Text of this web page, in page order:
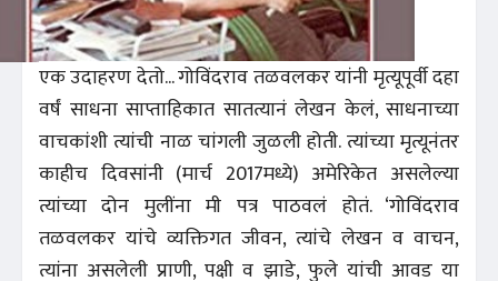
एक उदाहरण देतो... गोविंदराव तळवलकर यांनी मृत्यूपूर्वी दहा
वर्षं साधना साप्ताहिकात सातत्यानं लेखन केलं, साधनाच्या
वाचकांशी त्यांची नाळ चांगली जुळली होती. त्यांच्या मृत्यूनंतर
काहीच दिवसांनी (मार्च 2017मध्ये) अमेरिकेत असलेल्या
त्यांच्या दोन मुलींना मी पत्र पाठवलं होतं. ‘गोविंदराव
तळवलकर यांचे व्यक्तिगत जीवन, त्यांचे लेखन व वाचन,
त्यांना असलेली प्राणी, पक्षी व झाडे, फुले यांची आवड या